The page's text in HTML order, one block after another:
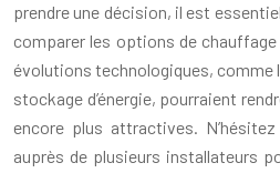
prendre une décision, il est
comparer les options de
évolutions technologiques, comme
stockage d’énergie, pourraient
encore plus attractives.
auprès de plusieurs installateurs